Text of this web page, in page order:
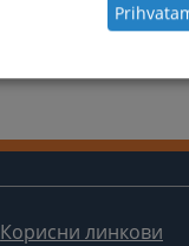
Корисни линкови